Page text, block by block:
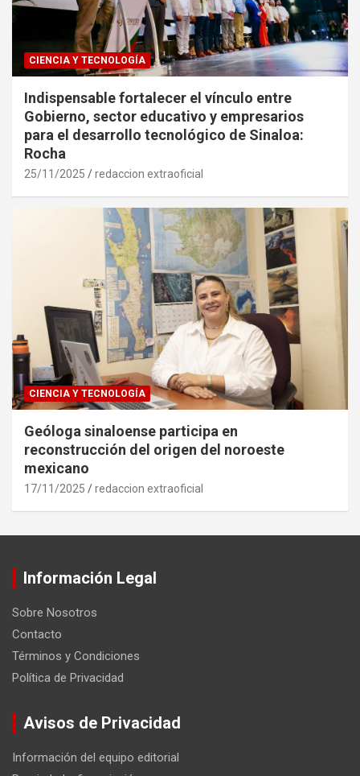
CIENCIA Y TECNOLOGÍA
Indispensable fortalecer el vínculo entre
Gobierno, sector educativo y empresarios
para el desarrollo tecnológico de Sinaloa:
Rocha
25/11/2025 redaccion extraoficial
CIENCIA Y TECNOLOGÍA
Geóloga sinaloense participa en
reconstrucción del origen del noroeste
mexicano
17/11/2025 redaccion extraoficial
Información Legal
Sobre Nosotros
Contacto
Términos y Condiciones
Política de Privacidad
Avisos de Privacidad
Información del equipo editorial